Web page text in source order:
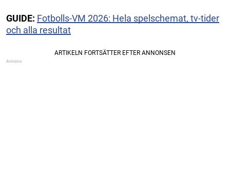
GUIDE: Fotbolls-VM 2026: Hela spelschemat, tv-tider
och alla resultat